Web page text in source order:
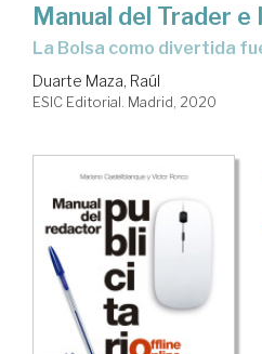
Manual del Trader
la Bolsa como divertida
Duarte Maza, Raúl
ESIC Editorial. Madrid, 2020